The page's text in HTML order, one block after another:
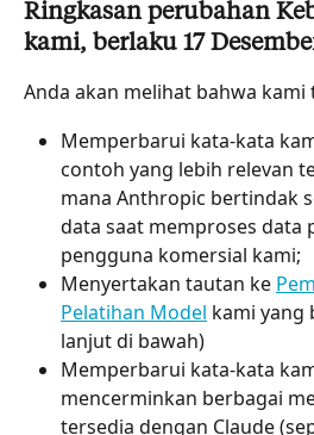
Ringkasan perubahan
kami, berlaku 17
Anda akan melihat bahwa kami
Memperbarui kata-kata
contoh yang lebih relevan
mana Anthropic bertindak
data saat memproses data
pengguna komersial kami;
Menyertakan tautan ke
Pelatihan Model kami yang
lanjut di bawah)
Memperbarui kata-kata
mencerminkan berbagai
tersedia dengan Claude